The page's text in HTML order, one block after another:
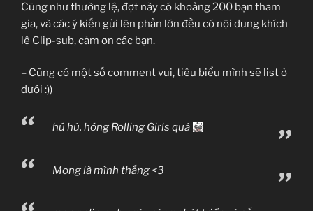
Cũng như thường lệ, đợt này có khoảng 200 bạn tham
gia, và các ý kiến gửi lên phần lớn đều có nội dung khích
lệ Clip-sub, cảm ơn các bạn.
– Cũng có một số comment vui, tiêu biểu mình sẽ list ở
dưới :))
hú hú, hóng Rolling Girls quá
Mong là mình thắng <3